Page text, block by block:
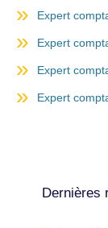
Expert
Expert
Expert
Expert
Dernières